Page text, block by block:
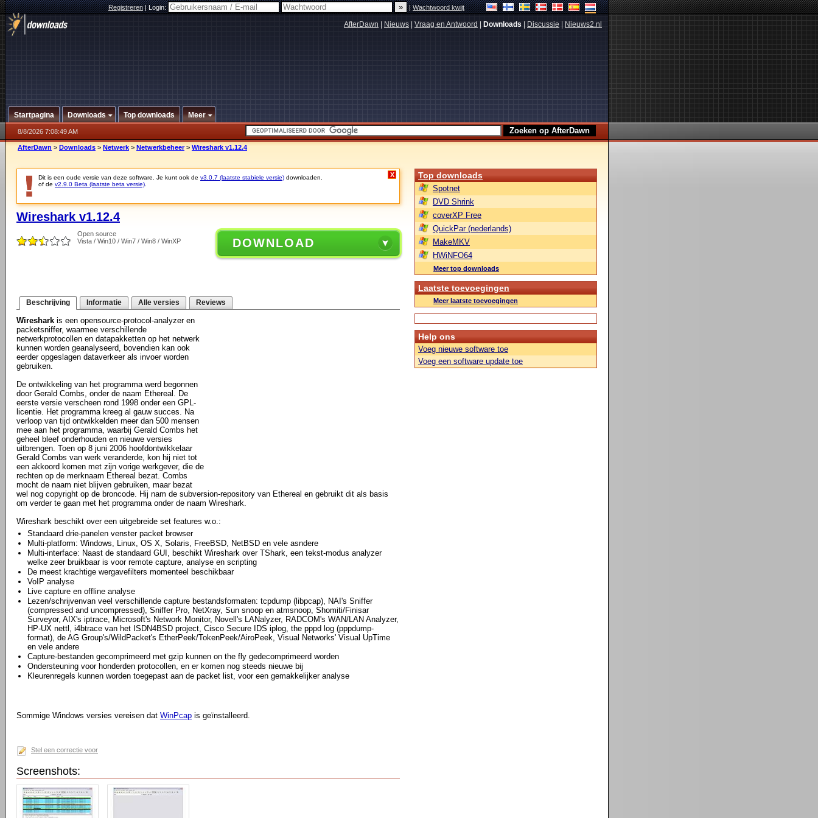
Registreren|Login: |Wachtwoord kwijt
AfterDawn Nieuws Vraag en Antwoord Downloads Discussie Nieuws2.nl
Startpagina Downloads Top downloads Meer
8/8/2026 7:08:49 AM
AfterDawn > Downloads > Netwerk > Netwerkbeheer > Wireshark v1.12.4
Dit is een oude versie van deze software. Je kunt ook de v3.0.7 (laatste stabiele versie) downloaden.
of de v2.9.0 Beta (laatste beta versie)
X
Wireshark v1.12.4
Open source
Vista / Win10 / Win7 / Win8 / WinXP
DOWNLOAD
Beschrijving Informatie Alle versies Reviews
Wireshark is een opensource-protocol-analyzer en
packetsniffer, waarmee verschillende
netwerkprotocollen en datapakketten op het netwerk
kunnen worden geanalyseerd, bovendien kan ook
eerder opgeslagen dataverkeer als invoer worden
gebruiken.
De ontwikkeling van het programma werd begonnen
door Gerald Combs, onder de naam Ethereal. De
eerste versie verscheen rond 1998 onder een GPL-
licentie. Het programma kreeg al gauw succes. Na
verloop van tijd ontwikkelden meer dan 500 mensen
mee aan het programma, waarbij Gerald Combs het
geheel bleef onderhouden en nieuwe versies
uitbrengen. Toen op 8 juni 2006 hoofdontwikkelaar
Gerald Combs van werk veranderde, kon hij niet tot
een akkoord komen met zijn vorige werkgever, die de
rechten op de merknaam Ethereal bezat. Combs
mocht de naam niet blijven gebruiken, maar bezat
wel nog copyright op de broncode. Hij nam de subversion-repository van Ethereal en gebruikt dit als basis
om verder te gaan met het programma onder de naam Wireshark.
Wireshark beschikt over een uitgebreide set features w.o.:
Standaard drie-panelen venster packet browser
Multi-platform: Windows, Linux, OS X, Solaris, FreeBSD, NetBSD en vele asndere
Multi-interface: Naast de standaard GUI, beschikt Wireshark over TShark, een tekst-modus analyzer
welke zeer bruikbaar is voor remote capture, analyse en scripting
De meest krachtige wergavefilters momenteel beschikbaar
VoIP analyse
Live capture en offline analyse
Lezen/schrijvenvan veel verschillende capture bestandsformaten: tcpdump (libpcap), NAI's Sniffer
(compressed and uncompressed), Sniffer Pro, NetXray, Sun snoop en atmsnoop, Shomiti/Finisar
Surveyor, AIX's iptrace, Microsoft's Network Monitor, Novell's LANalyzer, RADCOM's WAN/LAN Analyzer,
HP-UX nettl, i4btrace van het ISDN4BSD project, Cisco Secure IDS iplog, the pppd log (pppdump-
format), de AG Group's/WildPacket's EtherPeek/TokenPeek/AiroPeek, Visual Networks' Visual UpTime
en vele andere
Capture-bestanden gecomprimeerd met gzip kunnen on the fly gedecomprimeerd worden
Ondersteuning voor honderden protocollen, en er komen nog steeds nieuwe bij
Kleurenregels kunnen worden toegepast aan de packet list, voor een gemakkelijker analyse
Sommige Windows versies vereisen dat WinPcap is geïnstalleerd.
Stel een correctie voor
Screenshots:
Top downloads
Spotnet
DVD Shrink
coverXP Free
QuickPar (nederlands)
MakeMKV
HWiNFO64
Meer top downloads
Laatste toevoegingen
Meer laatste toevoegingen
Help ons
Voeg nieuwe software toe
Voeg een software update toe